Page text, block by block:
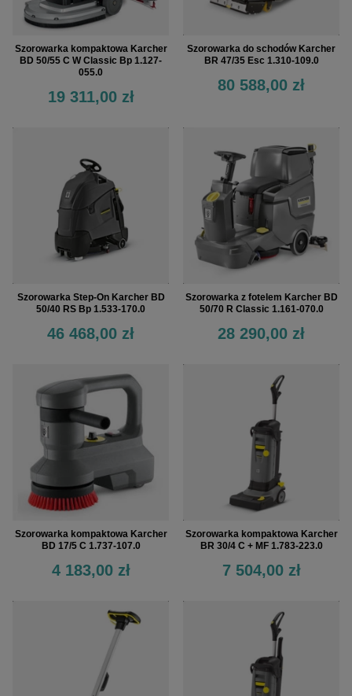
Szorowarka kompaktowa Karcher
BD 50/55 C W Classic Bp 1.127-
055.0
19 311,00 zł
Szorowarka do schodów Karcher
BR 47/35 Esc 1.310-109.0
80 588,00 zł
Szorowarka Step-On Karcher BD
50/40 RS Bp 1.533-170.0
46 468,00 zł
Szorowarka z fotelem Karcher BD
50/70 R Classic 1.161-070.0
28 290,00 zł
Szorowarka kompaktowa Karcher
BD 17/5 C 1.737-107.0
4 183,00 zł
Szorowarka kompaktowa Karcher
BR 30/4 C + MF 1.783-223.0
7 504,00 zł